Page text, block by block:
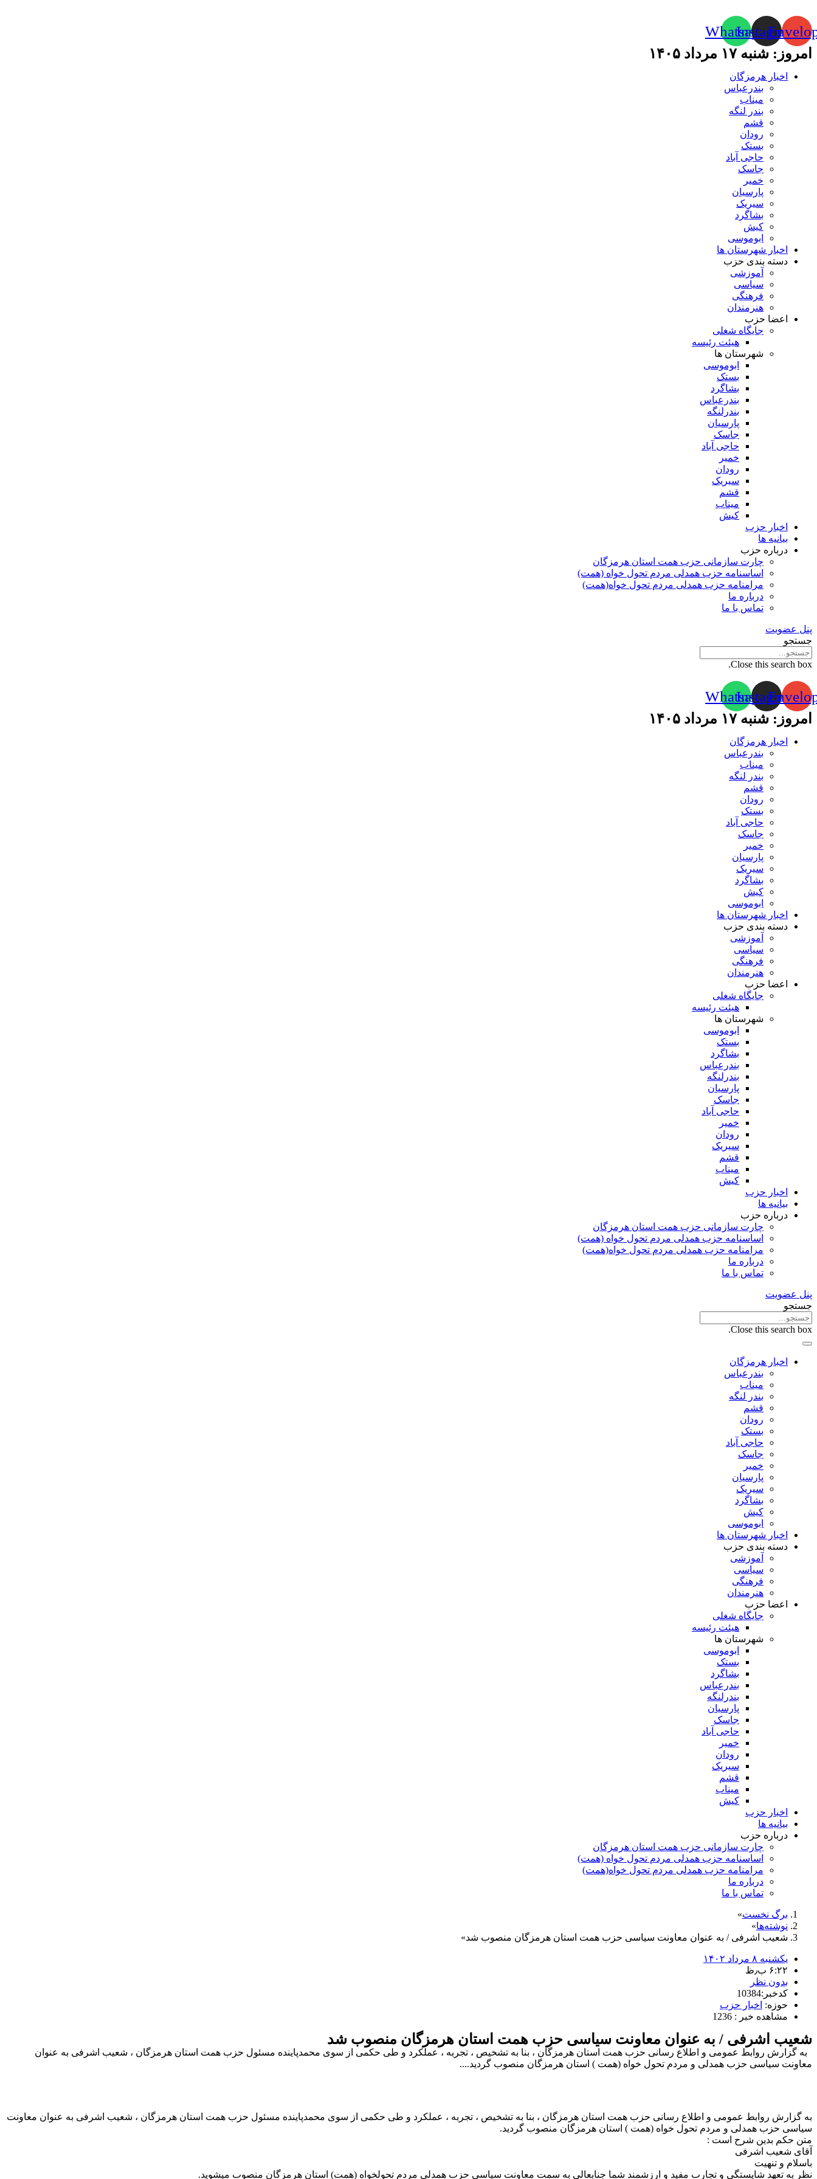
Instagram
Whatsapp
امروز: شنبه ۱۷ مرداد ۱۴۰۵
اخبار هرمزگان
بندرعباس
میناب
بندر لنگه
قشم
رودان
بستک
حاجی آباد
جاسک
خمیر
پارسیان
سیریک
بشاگرد
کیش
ابوموسی
اخبار شهرستان ها
دسته بندی حزب
آموزشی
سیاسی
فرهنگی
هنرمندان
اعضا حزب
جایگاه شغلی
هیئت رئیسه
شهرستان ها
ابوموسی
بستک
بشاگرد
بندرعباس
بندرلنگه
پارسیان
جاسک
حاجی آباد
خمیر
رودان
سیریک
قشم
میناب
کیش
اخبار حزب
بیانیه ها
درباره حزب
چارت سازمانی حزب همت استان هرمزگان
اساسنامه حزب همدلی مردم تحول خواه (همت)
مرامنامه حزب همدلی مردم تحول خواه(همت)
درباره ما
تماس با ما
پنل عضویت
جستجو
Close this search box.
Instagram
Whatsapp
امروز: شنبه ۱۷ مرداد ۱۴۰۵
اخبار هرمزگان
بندرعباس
میناب
بندر لنگه
قشم
رودان
بستک
حاجی آباد
جاسک
خمیر
پارسیان
سیریک
بشاگرد
کیش
ابوموسی
اخبار شهرستان ها
دسته بندی حزب
آموزشی
سیاسی
فرهنگی
هنرمندان
اعضا حزب
جایگاه شغلی
هیئت رئیسه
شهرستان ها
ابوموسی
بستک
بشاگرد
بندرعباس
بندرلنگه
پارسیان
جاسک
حاجی آباد
خمیر
رودان
سیریک
قشم
میناب
کیش
اخبار حزب
بیانیه ها
درباره حزب
چارت سازمانی حزب همت استان هرمزگان
اساسنامه حزب همدلی مردم تحول خواه (همت)
مرامنامه حزب همدلی مردم تحول خواه(همت)
درباره ما
تماس با ما
پنل عضویت
جستجو
Close this search box.
اخبار هرمزگان
بندرعباس
میناب
بندر لنگه
قشم
رودان
بستک
حاجی آباد
جاسک
خمیر
پارسیان
سیریک
بشاگرد
کیش
ابوموسی
اخبار شهرستان ها
دسته بندی حزب
آموزشی
سیاسی
فرهنگی
هنرمندان
اعضا حزب
جایگاه شغلی
هیئت رئیسه
شهرستان ها
ابوموسی
بستک
بشاگرد
بندرعباس
بندرلنگه
پارسیان
جاسک
حاجی آباد
خمیر
رودان
سیریک
قشم
میناب
کیش
اخبار حزب
بیانیه ها
درباره حزب
چارت سازمانی حزب همت استان هرمزگان
اساسنامه حزب همدلی مردم تحول خواه (همت)
مرامنامه حزب همدلی مردم تحول خواه(همت)
درباره ما
تماس با ما
برگ نخست
نوشته‌ها
شعیب اشرفی / به عنوان معاونت سیاسی حزب همت استان هرمزگان منصوب شد
یکشنبه ۸ مرداد ۱۴۰۲
۶:۲۲ ب٫ظ
بدون نظر
کدخبر:10384
حوزه: اخبار حزب
مشاهده خبر : 1236
شعیب اشرفی / به عنوان معاونت سیاسی حزب همت استان هرمزگان منصوب شد
به گزارش روابط عمومی و اطلاع رسانی حزب همت استان هرمزگان ، بنا به تشخیص ، تجربه ، عملکرد و طی حکمی از سوی محمدپاینده مسئول حزب همت استان هرمزگان ، شعیب اشرفی به عنوان
معاونت سیاسی حزب همدلی و مردم تحول خواه (همت ) استان هرمزگان منصوب گردید....
به گزارش روابط عمومی و اطلاع رسانی حزب همت استان هرمزگان ، بنا به تشخیص ، تجربه ، عملکرد و طی حکمی از سوی محمدپاینده مسئول حزب همت استان هرمزگان ، شعیب اشرفی به عنوان معاونت
سیاسی حزب همدلی و مردم تحول خواه (همت ) استان هرمزگان منصوب گردید.
متن حکم بدین شرح است :
آقای شعیب اشرفی
باسلام و تنهیت
نظر به تعهد شایستگی و تجارب مفید و ارزشمند شما جنابعالی به سمت معاونت سیاسی حزب همدلی مردم تحولخواه (همت) استان هرمزگان منصوب میشوید.